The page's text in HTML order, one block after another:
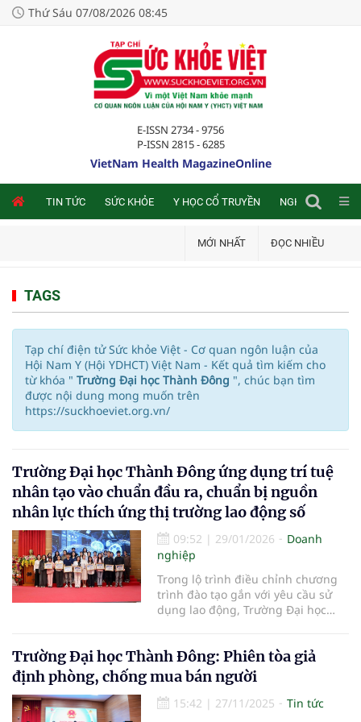
Thứ Sáu 07/08/2026 08:45
E-ISSN 2734 - 9756
P-ISSN 2815 - 6285
VietNam Health MagazineOnline
TIN TỨC SỨC KHỎE Y HỌC CỔ TRUYỀN NGHIÊN CỨU
MỚI NHẤT ĐỌC NHIỀU
TAGS
Tạp chí điện tử Sức khỏe Việt - Cơ quan ngôn luận của
Hội Nam Y (Hội YDHCT) Việt Nam - Kết quả tìm kiếm cho
từ khóa " Trường Đại học Thành Đông ", chúc bạn tìm
được nội dung mong muốn trên
https://suckhoeviet.org.vn/
Trường Đại học Thành Đông ứng dụng trí tuệ
nhân tạo vào chuẩn đầu ra, chuẩn bị nguồn
nhân lực thích ứng thị trường lao động số
09:52 | 29/01/2026
Doanh
nghiệp
Trong lộ trình điều chỉnh chương
trình đào tạo gắn với yêu cầu sử
dụng lao động, Trường Đại học
hỗ trợ cho sinh viên ở nhiều nhóm
ngành. Việc đưa Gen AI vào chuẩn
đầu ra được triển khai trên cơ sở
phân tích nhu cầu tuyển dụng và
Trường Đại học Thành Đông: Phiên tòa giả
định phòng, chống mua bán người
15:42 | 27/11/2025
Tin tức